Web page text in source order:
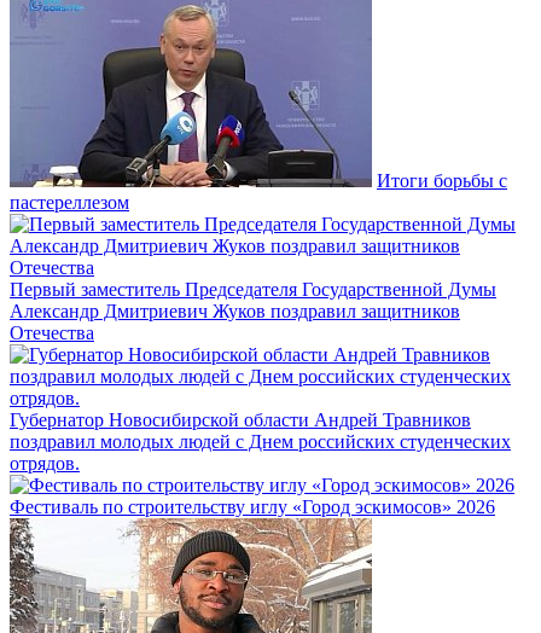
Итоги борьбы с
пастереллезом
Первый заместитель Председателя Государственной Думы
Александр Дмитриевич Жуков поздравил защитников
Отечества
Губернатор Новосибирской области Андрей Травников
поздравил молодых людей с Днем российских студенческих
отрядов.
Фестиваль по строительству иглу «Город эскимосов» 2026